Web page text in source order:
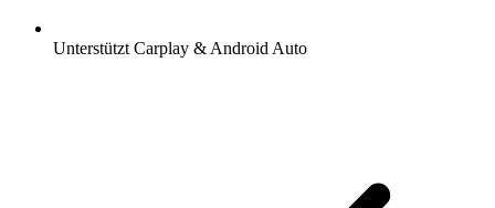
Unterstützt Carplay & Android Auto